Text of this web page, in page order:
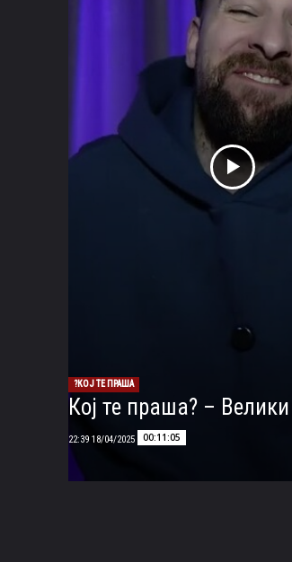
КОЈ ТЕ ПРАША?
Кој те праша? –
00:11:05
18/04/2025 22:39